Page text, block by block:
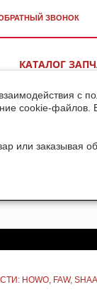
с
cookie-файлов.
или заказывая
ЗВОНОК
КАТАЛОГ
HOWO, FAW,